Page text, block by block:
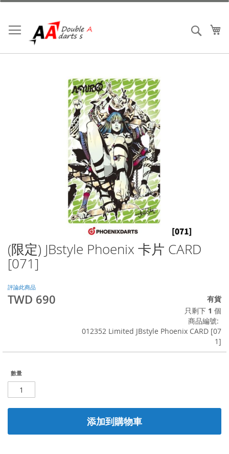
跳
內
容
搜索
(限定) JBstyle Phoenix 卡片 CARD
[071]
評論此商品
TWD 690
有貨
只剩下 1 個
商品編號
012352 Limited JBstyle Phoenix CARD [07
1]
數量
添加到購物車
Skip
to
the
of
the